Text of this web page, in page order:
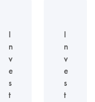
I
n
v
e
s
t
I
n
v
e
s
t